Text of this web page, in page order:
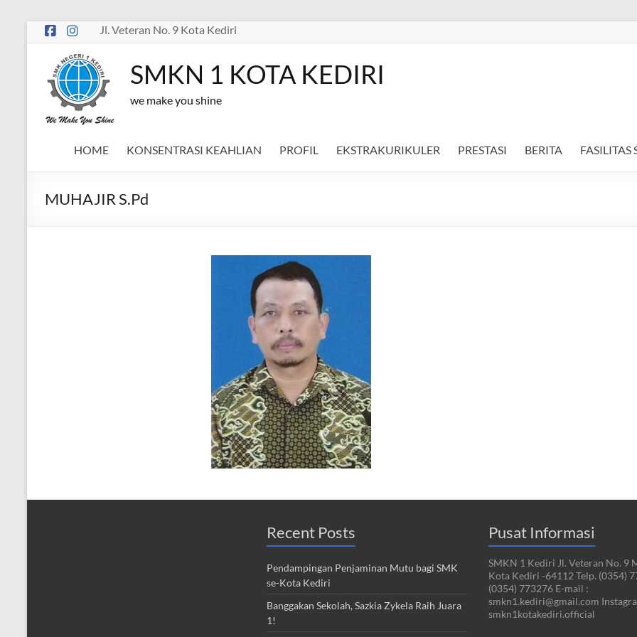
Skip
content
Jl. Veteran No. 9 Kota Kediri
SMKN 1 KOTA KEDIRI
we make you shine
HOME KONSENTRASI KEAHLIAN PROFIL EKSTRAKURIKULER PRESTASI BERITA FASILITAS
MUHAJIR S.Pd
Recent Posts
Pendampingan Penjaminan Mutu bagi SMK
se-Kota Kediri
Banggakan Sekolah, Sazkia Zykela Raih Juara
1!
Pusat Informasi
SMKN 1 Kediri Jl. Veteran No. 9
Kota Kediri -64112 Telp. (0354)
(0354) 773276 E-mail :
smkn1.kediri@gmail.com
smkn1kotakediri.official